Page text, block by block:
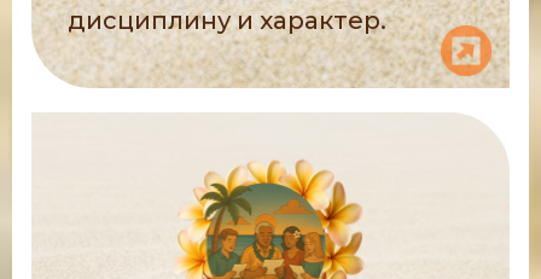
дисциплину и характер.